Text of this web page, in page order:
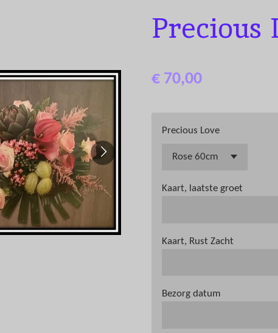
Precious
€ 70,00
Precious Love
Kaart, laatste groet
Kaart, Rust Zacht
Bezorg datum